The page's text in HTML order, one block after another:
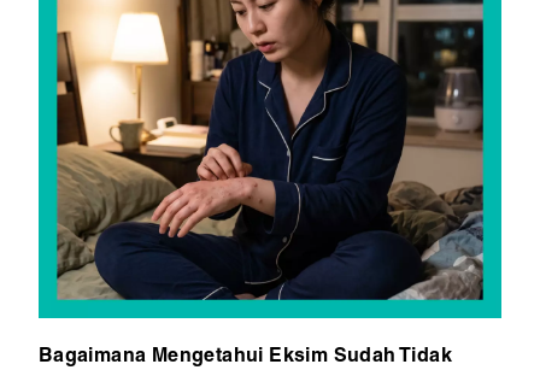
Bagaimana Mengetahui Eksim Sudah Tidak